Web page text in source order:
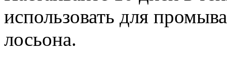
использовать для
лосьона.